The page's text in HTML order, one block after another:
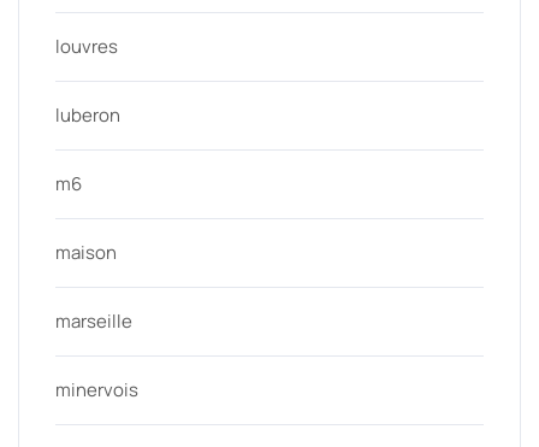
louvres
luberon
m6
maison
marseille
minervois